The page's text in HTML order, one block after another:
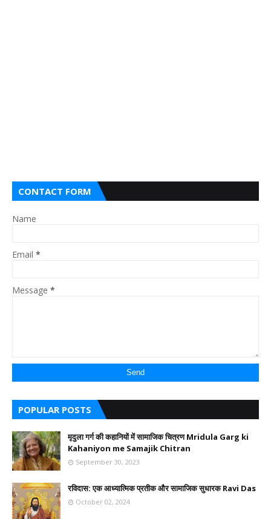
CONTACT FORM
Name
Email *
Message *
POPULAR POSTS
मृदुला गर्ग की कहानियों में सामाजिक चित्रण Mridula Garg ki
Kahaniyon me Samajik Chitran
September 30, 2023
रविदास: एक आध्यात्मिक प्रतीक और सामाजिक सुधारक Ravi Das
October 02, 2024